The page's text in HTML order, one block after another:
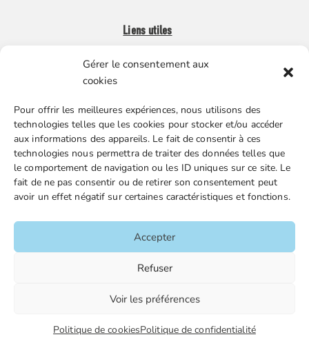
Gérer le consentement aux
cookies
Pour offrir les meilleures expériences, nous utilisons des
technologies telles que les cookies pour stocker et/ou accéder
aux informations des appareils. Le fait de consentir à ces
technologies nous permettra de traiter des données telles que
le comportement de navigation ou les ID uniques sur ce site. Le
fait de ne pas consentir ou de retirer son consentement peut
avoir un effet négatif sur certaines caractéristiques et fonctions.
Accepter
Refuser
Voir les préférences
Politique de cookiesPolitique de confidentialité
Liens utiles
Boutique en ligne
Nos partenaires
Gestion des cookies
FGTA-FO / 15 avenue Victor Hugo – 92170 Vanves / 01 86
Accueil
Contacts
Mentions légales
Plan du site